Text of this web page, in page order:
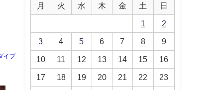
イブ
月 火 水 木 金 土 日
1 2
3 4 5 6 7 8 9
10 11 12 13 14 15 16
17 18 19 20 21 22 23